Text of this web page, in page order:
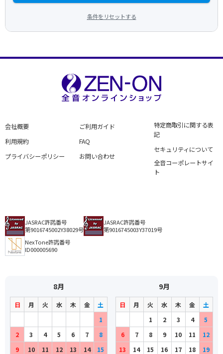
条件をリセットする
会社概要
利用規約
プライバシーポリシー
ご利用ガイド
FAQ
お問い合わせ
特定商取引に関する表
記
セキュリティについて
全音コーポレートサイ
ト
JASRAC許諾番号
第9016745002Y38029号
JASRAC許諾番号
第9016745003Y37019号
NexTone許諾番号
ID000005690
8月
日 月 火 水 木 金
土
1
2
3 4 5 6 7
8
9
10 11 12 13 14 15
9月
日 月 火 水 木 金
土
1
2 3 4
5
6
7 8 9 10 11
12
13
14 15 16 17 18 19